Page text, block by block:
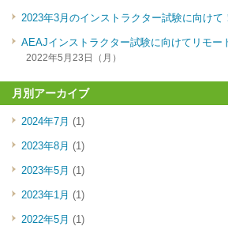
2023年3月のインストラクター試験に向けて
AEAJインストラクター試験に向けてリモー
2022年5月23日（月）
月別アーカイブ
2024年7月 (1)
2023年8月 (1)
2023年5月 (1)
2023年1月 (1)
2022年5月 (1)